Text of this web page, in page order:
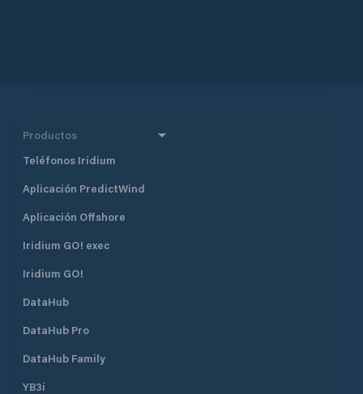
Productos
Teléfonos Iridium
Aplicación PredictWind
Aplicación Offshore
Iridium GO! exec
Iridium GO!
DataHub
DataHub Pro
DataHub Family
YB3i